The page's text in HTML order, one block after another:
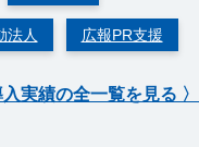
法人 広報PR支援
実績の全一覧を見る 〉